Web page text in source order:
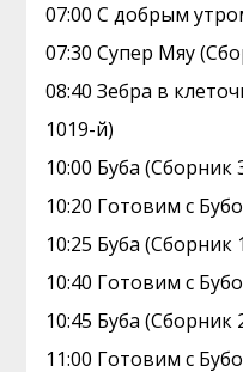
07:00 С добрым
07:30 Супер Мяу
08:40 Зебра в
1019-й)
10:00 Буба (Сборник
10:20 Готовим с
10:25 Буба (Сборник
10:40 Готовим с
10:45 Буба (Сборник
11:00 Готовим с